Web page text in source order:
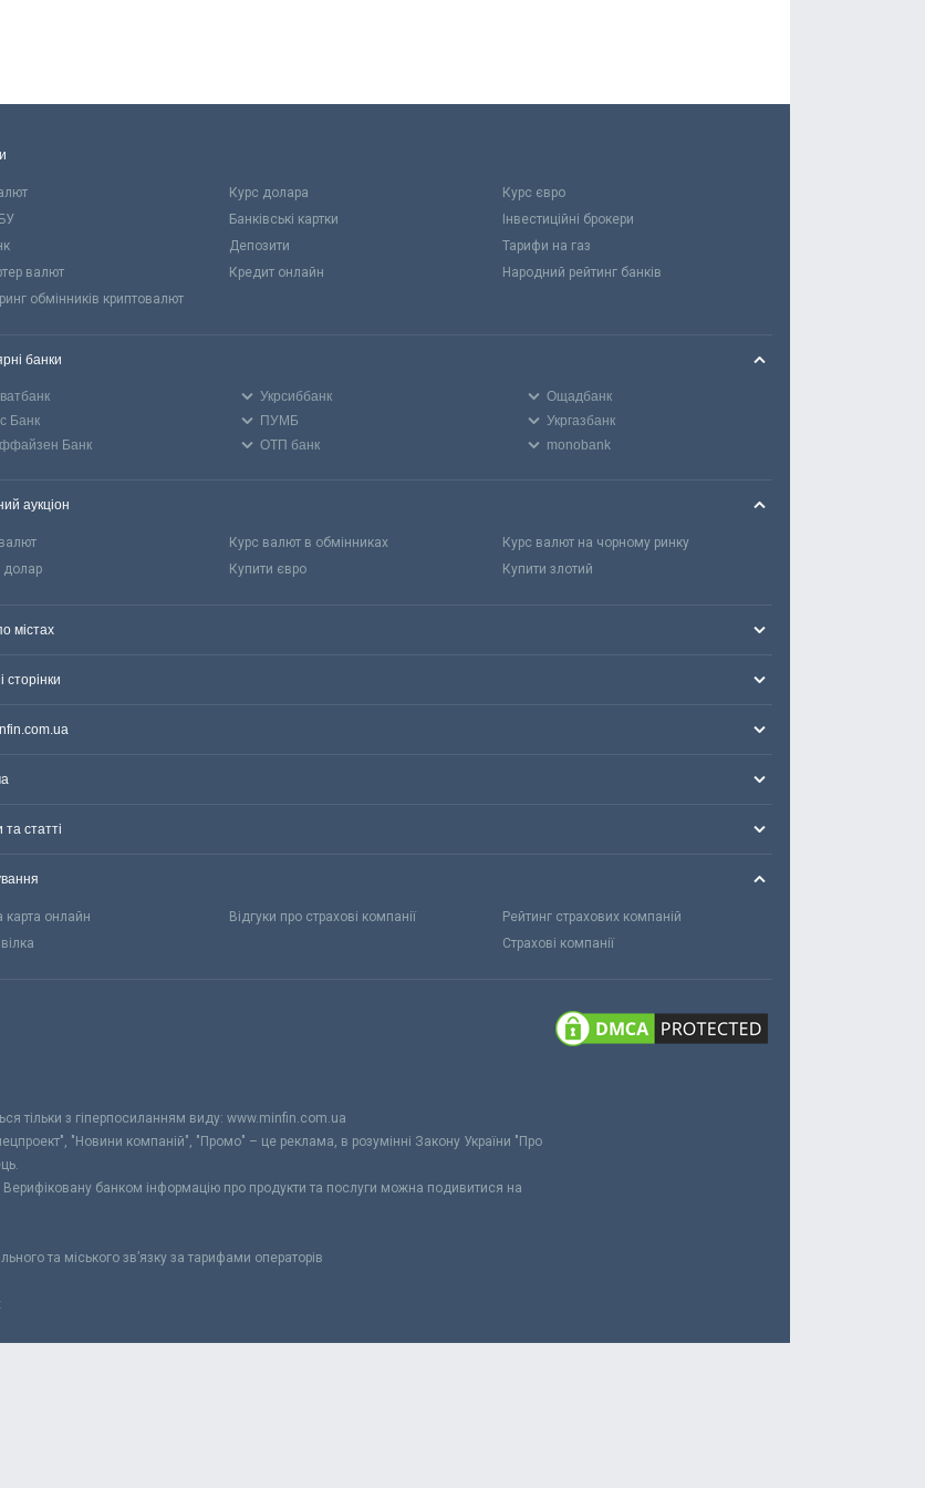
Курс долара
Курс євро
Банківські картки
Інвестиційні брокери
Депозити
Тарифи на газ
валют
Кредит онлайн
Народний рейтинг банків
обмінників криптовалют
банки
Укрсиббанк
Ощадбанк
Банк
ПУМБ
Укргазбанк
Банк
ОТП банк monobank
аукціон
Курс валют в обмінниках
Курс валют на чорному ринку
долар
Купити євро Купити злотий
містах
сторінки
статті
карта онлайн Відгуки про страхові компанії
Рейтинг страхових компаній
Страхові компанії
тільки з гіперпосиланням виду: www.minfin.com.ua
"Новини компаній", "Промо" – це реклама, в розумінні Закону України "Про
Верифіковану банком інформацію про продукти та послуги можна подивитися на
та міського зв’язку за тарифами операторів